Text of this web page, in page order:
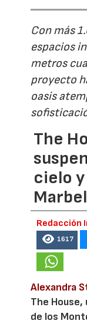
Con más
espacios
metros
proyecto
oasis
The
cielo
Redacción
1617
Alexandra
The
de los